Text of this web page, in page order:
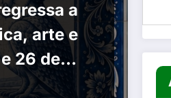
a
arte e
26 de